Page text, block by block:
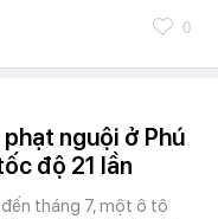
0
nguội ở Phú
độ 21 lần
tháng 7, một ô tô